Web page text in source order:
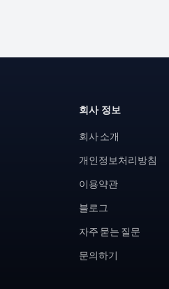
회사 정보
회사 소개
개인정보처리방침
이용약관
블로그
자주 묻는 질문
문의하기